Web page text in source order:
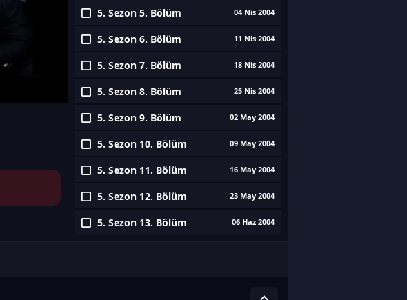
5. Sezon 5. Bölüm 04 Nis 2004
5. Sezon 6. Bölüm 11 Nis 2004
5. Sezon 7. Bölüm 18 Nis 2004
5. Sezon 8. Bölüm 25 Nis 2004
5. Sezon 9. Bölüm 02 May 2004
5. Sezon 10. Bölüm 09 May 2004
5. Sezon 11. Bölüm 16 May 2004
5. Sezon 12. Bölüm 23 May 2004
5. Sezon 13. Bölüm 06 Haz 2004